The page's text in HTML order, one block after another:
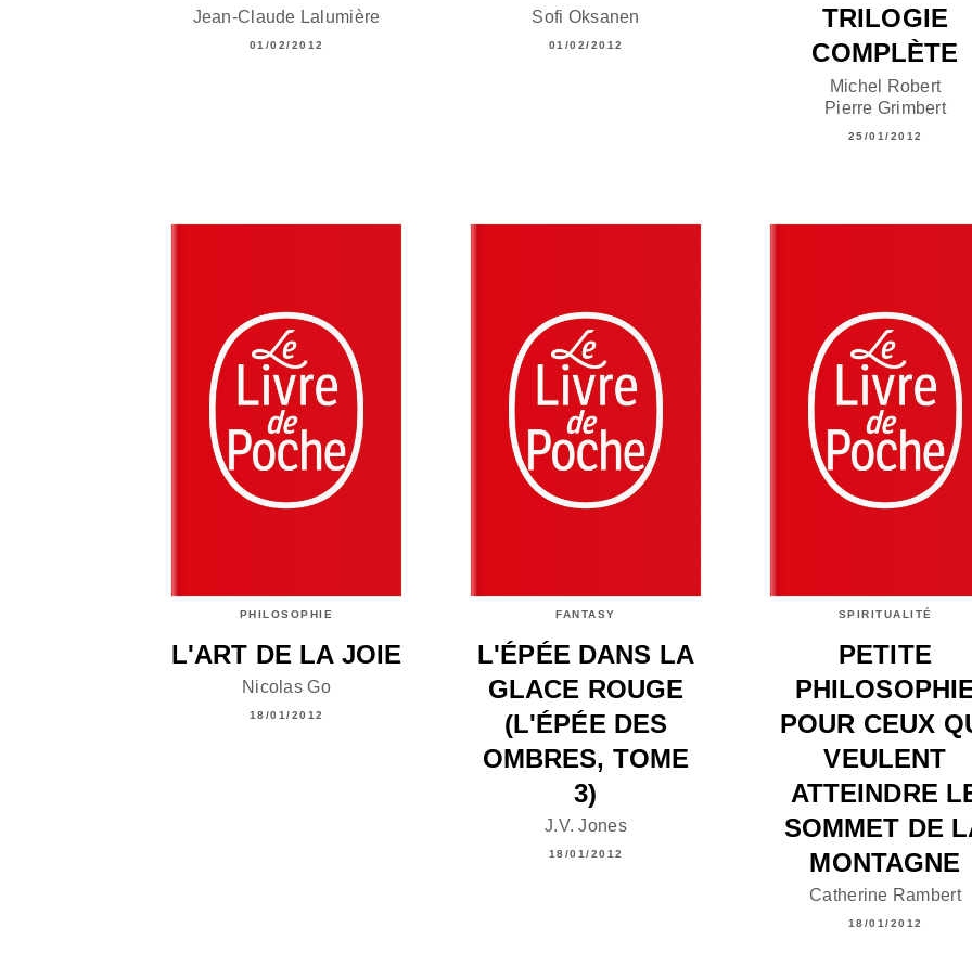
Jean-Claude Lalumière
01/02/2012
Sofi Oksanen
01/02/2012
TRILOGIE
COMPLÈTE
Michel Robert
Pierre Grimbert
25/01/2012
PHILOSOPHIE
L'ART DE LA JOIE
Nicolas Go
18/01/2012
FANTASY
L'ÉPÉE DANS LA
GLACE ROUGE
(L'ÉPÉE DES
OMBRES, TOME
3)
J.V. Jones
18/01/2012
SPIRITUALITÉ
PETITE
POUR CEUX
VEULENT
ATTEINDRE
SOMMET DE
MONTAGNE
Catherine Rambert
18/01/2012